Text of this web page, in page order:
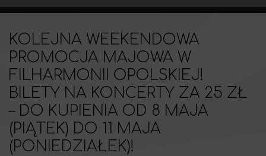
KOLEJNA WEEKENDOWA
PROMOCJA MAJOWA W
FILHARMONII OPOLSKIEJ!
BILETY NA KONCERTY ZA 25 ZŁ
– DO KUPIENIA OD 8 MAJA
(PIĄTEK) DO 11 MAJA
(PONIEDZIAŁEK)!